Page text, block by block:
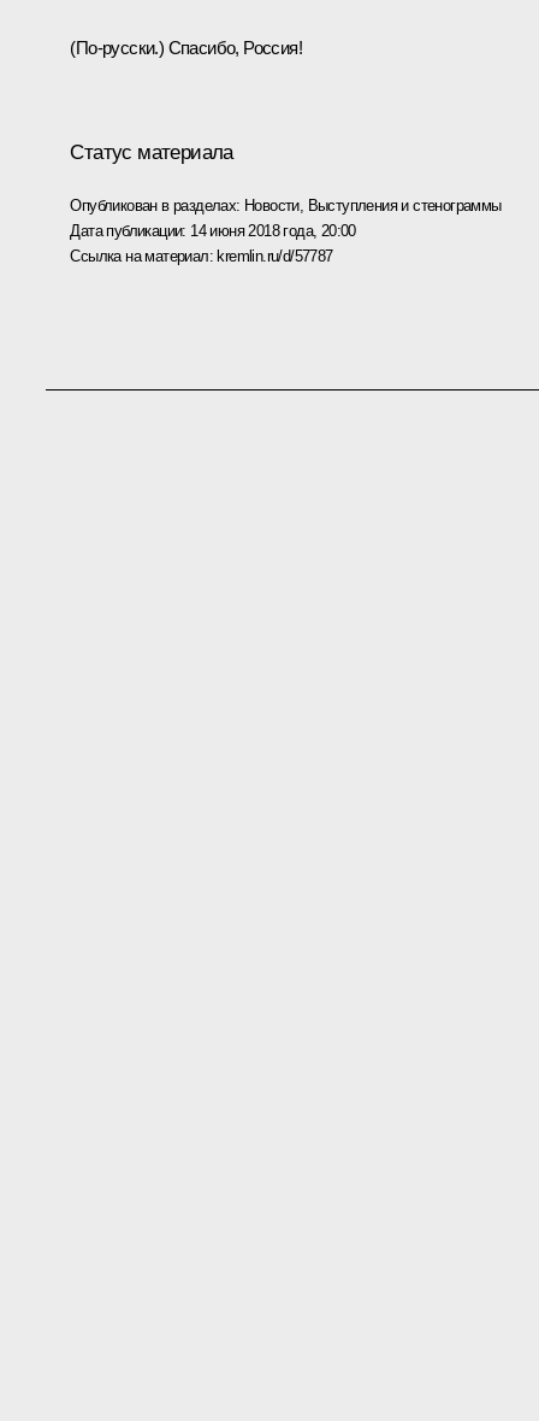
(По-русски.) Спасибо, Россия!
Статус материала
Опубликован в разделах: Новости, Выступления и стенограммы
Дата публикации: 14 июня 2018 года, 20:00
Ссылка на материал: kremlin.ru/d/57787